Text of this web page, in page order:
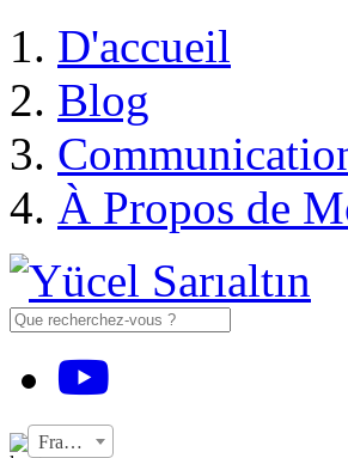
D'accueil
Blog
À Propos de
YouTube
Français